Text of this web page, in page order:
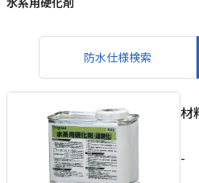
防水仕様検索
材
-